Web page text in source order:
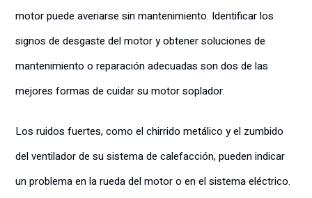
motor puede averiarse sin mantenimiento. Identificar los
signos de desgaste del motor y obtener soluciones de
mantenimiento o reparación adecuadas son dos de las
mejores formas de cuidar su motor soplador.
Los ruidos fuertes, como el chirrido metálico y el zumbido
del ventilador de su sistema de calefacción, pueden indicar
un problema en la rueda del motor o en el sistema eléctrico.